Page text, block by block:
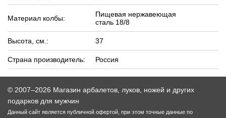
Материал колбы:
Пищевая нержавеющая
сталь 18/8
Высота, см.: 37
Страна производитель: Россия
© 2007–2026 Магазин арбалетов, луков, ножей и других
подарков для мужчин
Данный сайт является публичной офертой, при этом точные данные по